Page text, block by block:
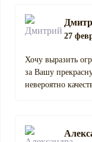
27
Хочу выразить
за Вашу
невероятно